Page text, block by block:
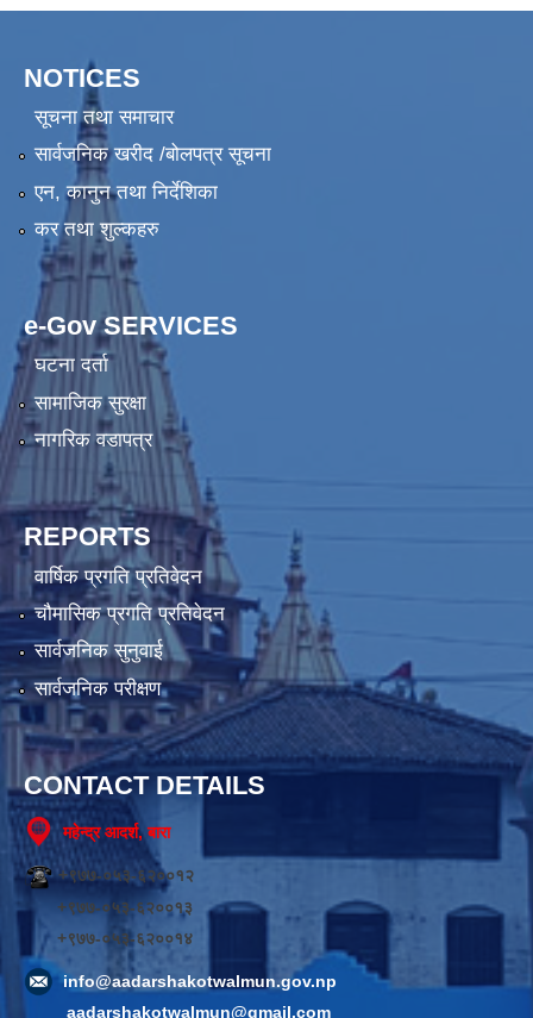
NOTICES
सूचना तथा समाचार
सार्वजनिक खरीद /बोलपत्र सूचना
एन, कानुन तथा निर्देशिका
कर तथा शुल्कहरु
e-Gov SERVICES
घटना दर्ता
सामाजिक सुरक्षा
नागरिक वडापत्र
REPORTS
वार्षिक प्रगति प्रतिवेदन
चौमासिक प्रगति प्रतिवेदन
सार्वजनिक सुनुवाई
सार्वजनिक परीक्षण
CONTACT DETAILS
महेन्द्र आदर्श, बारा
+९७७-०५३-६२००१२
+९७७-०५३-६२००१३
+९७७-०५३-६२००१४
info@aadarshakotwalmun.gov.np
aadarshakotwalmun@gmail.com